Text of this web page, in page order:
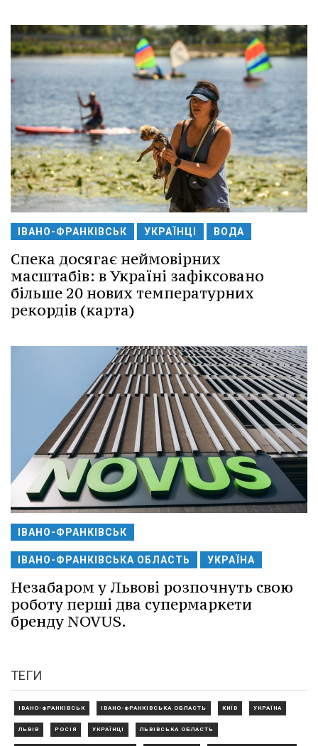
ІВАНО-ФРАНКІВСЬК УКРАЇНЦІ ВОДА
Спека досягає неймовірних
масштабів: в Україні зафіксовано
більше 20 нових температурних
рекордів (карта)
ІВАНО-ФРАНКІВСЬК
ІВАНО-ФРАНКІВСЬКА ОБЛАСТЬ УКРАЇНА
Незабаром у Львові розпочнуть свою
роботу перші два супермаркети
бренду NOVUS.
ТЕГИ
ІВАНО-ФРАНКІВСЬК ІВАНО-ФРАНКІВСЬКА ОБЛАСТЬ КИЇВ УКРАЇНА
ЛЬВІВ РОСІЯ УКРАЇНЦІ ЛЬВІВСЬКА ОБЛАСТЬ